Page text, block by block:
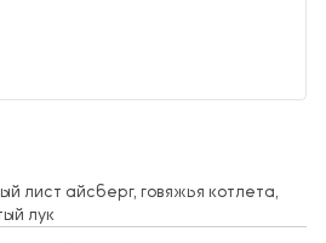
лист айсберг, говяжья котлета,
лук